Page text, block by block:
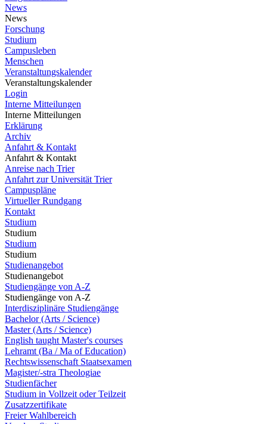
News
News
Forschung
Studium
Campusleben
Menschen
Veranstaltungskalender
Veranstaltungskalender
Login
Interne Mitteilungen
Interne Mitteilungen
Erklärung
Archiv
Anfahrt & Kontakt
Anfahrt & Kontakt
Anreise nach Trier
Anfahrt zur Universität Trier
Campuspläne
Virtueller Rundgang
Kontakt
Studium
Studium
Studium
Studium
Studienangebot
Studienangebot
Studiengänge von A-Z
Studiengänge von A-Z
Interdisziplinäre Studiengänge
Bachelor (Arts / Science)
Master (Arts / Science)
English taught Master's courses
Lehramt (Ba / Ma of Education)
Rechtswissenschaft Staatsexamen
Magister/-stra Theologiae
Studienfächer
Studium in Vollzeit oder Teilzeit
Zusatzzertifikate
Freier Wahlbereich